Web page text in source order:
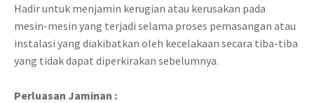
Hadir untuk menjamin kerugian atau kerusakan pada
mesin-mesin yang terjadi selama proses pemasangan atau
instalasi yang diakibatkan oleh kecelakaan secara tiba-tiba
yang tidak dapat diperkirakan sebelumnya.
Perluasan Jaminan :